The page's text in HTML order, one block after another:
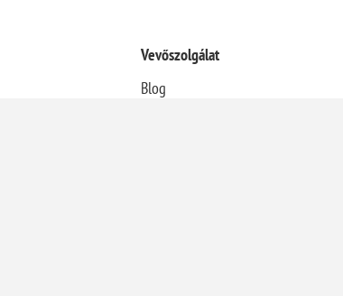
Vevőszolgálat
Blog